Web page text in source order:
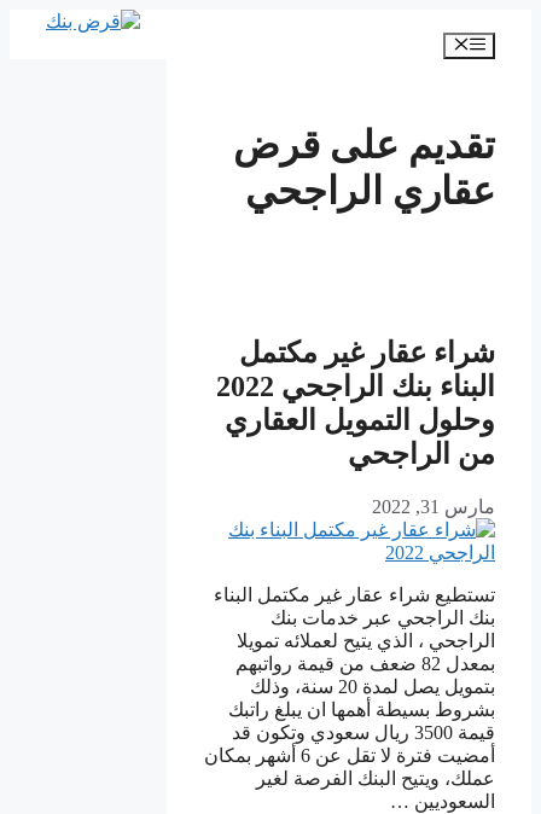
المحتوى
القائمة
تقديم على قرض
عقاري الراجحي
شراء عقار غير مكتمل
البناء بنك الراجحي 2022
وحلول التمويل العقاري
من الراجحي
مارس 31, 2022
تستطيع شراء عقار غير مكتمل البناء
بنك الراجحي عبر خدمات بنك
الراجحي ، الذي يتيح لعملائه تمويلا
بمعدل 82 ضعف من قيمة رواتبهم
بتمويل يصل لمدة 20 سنة، وذلك
بشروط بسيطة أهمها ان يبلغ راتبك
قيمة 3500 ريال سعودي وتكون قد
أمضيت فترة لا تقل عن 6 أشهر بمكان
عملك، ويتيح البنك الفرصة لغير
السعوديين …